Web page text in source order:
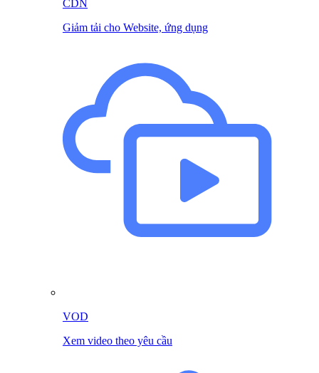
CDN
Giảm tải cho Website, ứng dụng
VOD
Xem video theo yêu cầu